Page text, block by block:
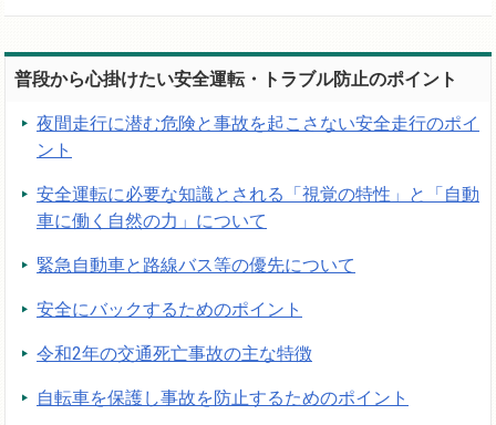
普段から心掛けたい安全運転・トラブル防止のポイント
夜間走行に潜む危険と事故を起こさない安全走行のポイ
ント
安全運転に必要な知識とされる「視覚の特性」と「自動
車に働く自然の力」について
緊急自動車と路線バス等の優先について
安全にバックするためのポイント
令和2年の交通死亡事故の主な特徴
自転車を保護し事故を防止するためのポイント